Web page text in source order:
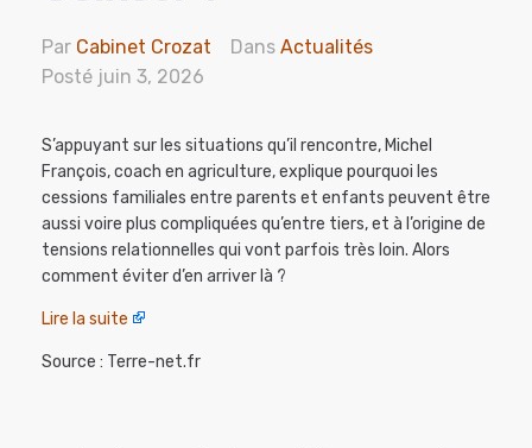
Par Cabinet Crozat Dans Actualités
Posté juin 3, 2026
S’appuyant sur les situations qu’il rencontre, Michel
François, coach en agriculture, explique pourquoi les
cessions familiales entre parents et enfants peuvent être
aussi voire plus compliquées qu’entre tiers, et à l’origine de
tensions relationnelles qui vont parfois très loin. Alors
comment éviter d’en arriver là ?
Lire la suite
Source : Terre-net.fr